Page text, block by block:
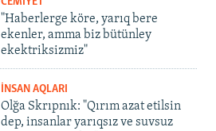
"Haberlerge köre, yarıq bere
ekenler, amma biz bütünley
ekektriksizmiz"
İNSAN AQLARI
Olğa Skrıpnık: "Qırım azat etilsin
dep, insanlar yarıqsız ve suvsuz